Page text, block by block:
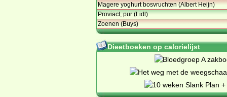
Magere yoghurt bosvruchten (Albert Heijn)
Proviact, pur (Lidl)
Zoenen (Buys)
Dieetboeken op calorielijst